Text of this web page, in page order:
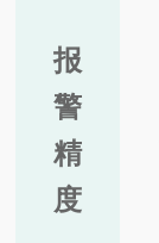
报
警
精
度